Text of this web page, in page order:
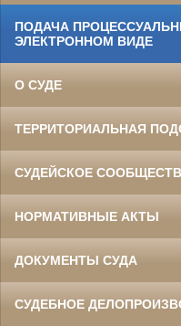
ПОДАЧА
ЭЛЕКТРОННОМ ВИДЕ
О СУДЕ
ТЕРРИТОРИАЛЬНАЯ
СУДЕЙСКОЕ
НОРМАТИВНЫЕ АКТЫ
ДОКУМЕНТЫ СУДА
СУДЕБНОЕ